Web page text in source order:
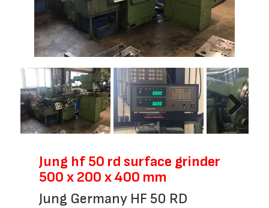
Next
Next
Jung hf 50 rd surface grinder
500 x 200 x 400 mm
Jung Germany HF 50 RD